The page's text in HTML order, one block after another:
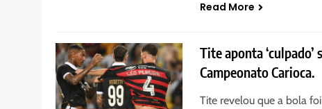
Read More
Tite aponta
Campeonato Carioca.
Tite revelou que a bola